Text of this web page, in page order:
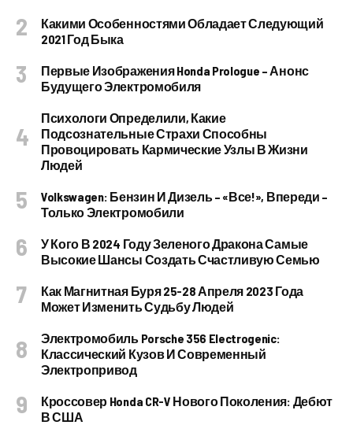
Какими Особенностями Обладает Следующий
2021 Год Быка
Первые Изображения Honda Prologue – Анонс
Будущего Электромобиля
Психологи Определили, Какие
Подсознательные Страхи Способны
Провоцировать Кармические Узлы В Жизни
Людей
Volkswagen: Бензин И Дизель – «все!», Впереди –
Только Электромобили
У Кого В 2024 Году Зеленого Дракона Самые
Высокие Шансы Создать Счастливую Семью
Как Магнитная Буря 25-28 Апреля 2023 Года
Может Изменить Судьбу Людей
Электромобиль Porsche 356 Electrogenic:
Классический Кузов И Современный
Электропривод
Кроссовер Honda CR-V Нового Поколения: Дебют
В США